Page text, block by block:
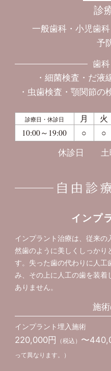
診
一般歯科 小児歯科
予
歯
細菌検査
だ液
虫歯検査
顎関節の
診療日・休診日 月 火
10:00～19:00
○ ○
休診日
インプ
インプラント治療は、従来の
然歯のように美しくしっかり
す。失った歯の代わりに人工
み、その上に人工の歯を装着
ありません。
施
インプラント埋入施術
220,000円 （税込） 〜
って異なります。）